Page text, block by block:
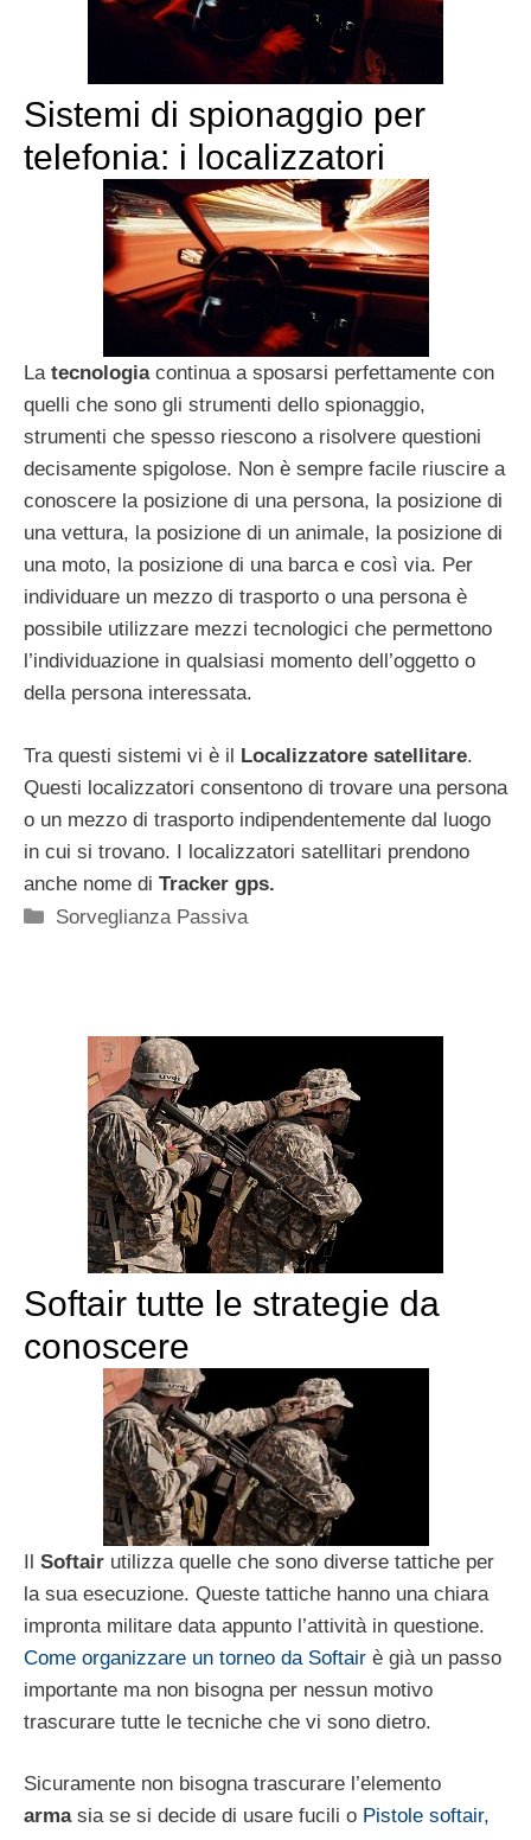
Sistemi di spionaggio per
telefonia: i localizzatori
La tecnologiacontinua a sposarsi perfettamente con
quelli che sono gli strumenti dello spionaggio,
strumenti che spesso riescono a risolvere questioni
decisamente spigolose. Non è sempre facile riuscire a
conoscere la posizione di una persona, la posizione di
una vettura, la posizione di un animale, la posizione di
una moto, la posizione di una barca e così via. Per
individuare un mezzo di trasporto o una persona è
possibile utilizzare mezzi tecnologici che permettono
l’individuazione in qualsiasi momento dell’oggetto o
della persona interessata.
Tra questi sistemi vi è il Localizzatore satellitare.
Questi localizzatori consentono di trovare una persona
o un mezzo di trasporto indipendentemente dal luogo
in cui si trovano. I localizzatori satellitari prendono
anche nome di Tracker gps.
Categorie
Sorveglianza Passiva
Softair tutte le strategie da
conoscere
Il Softair utilizza quelle che sono diverse tattiche per
la sua esecuzione. Queste tattiche hanno una chiara
impronta militare data appunto l’attività in questione.
Come organizzare un torneo da Softair è già un passo
importante ma non bisogna per nessun motivo
trascurare tutte le tecniche che vi sono dietro.
Sicuramente non bisogna trascurare l’elemento
arma sia se si decide di usare fucili o Pistole softair,